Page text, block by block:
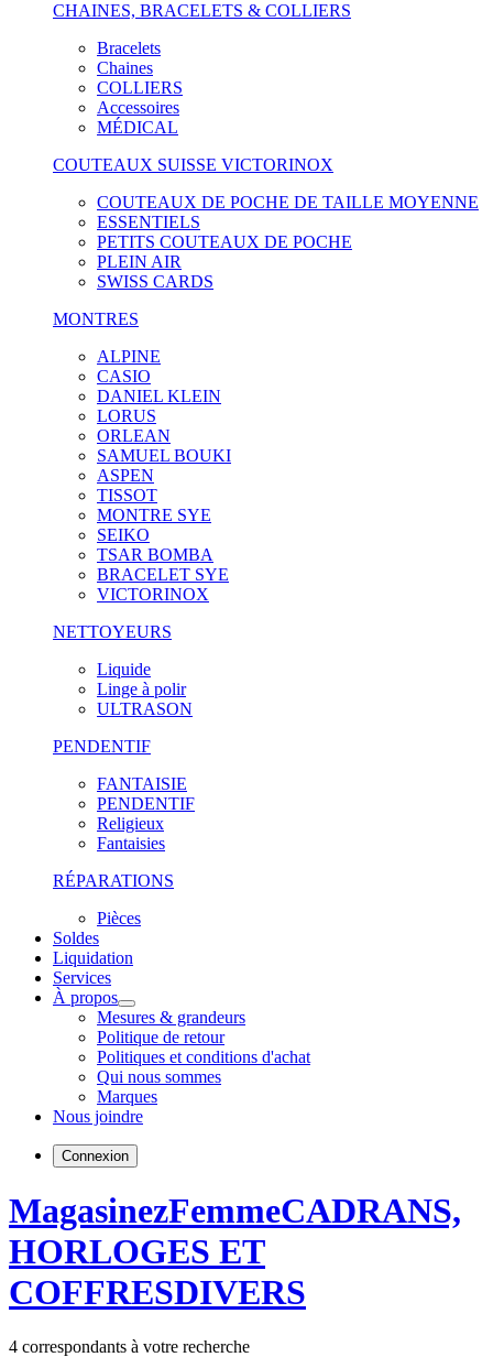
CHAINES, BRACELETS & COLLIERS
Bracelets
Chaines
COLLIERS
Accessoires
MÉDICAL
COUTEAUX SUISSE VICTORINOX
COUTEAUX DE POCHE DE TAILLE MOYENNE
ESSENTIELS
PETITS COUTEAUX DE POCHE
PLEIN AIR
SWISS CARDS
MONTRES
ALPINE
CASIO
DANIEL KLEIN
LORUS
ORLEAN
SAMUEL BOUKI
ASPEN
TISSOT
MONTRE SYE
SEIKO
TSAR BOMBA
BRACELET SYE
VICTORINOX
NETTOYEURS
Liquide
Linge à polir
ULTRASON
PENDENTIF
FANTAISIE
PENDENTIF
Religieux
Fantaisies
RÉPARATIONS
Pièces
Soldes
Liquidation
Services
À propos
Mesures & grandeurs
Politique de retour
Politiques et conditions d'achat
Qui nous sommes
Marques
Nous joindre
Connexion
MagasinezFemmeCADRANS,
HORLOGES ET
COFFRESDIVERS
4 correspondants à votre recherche